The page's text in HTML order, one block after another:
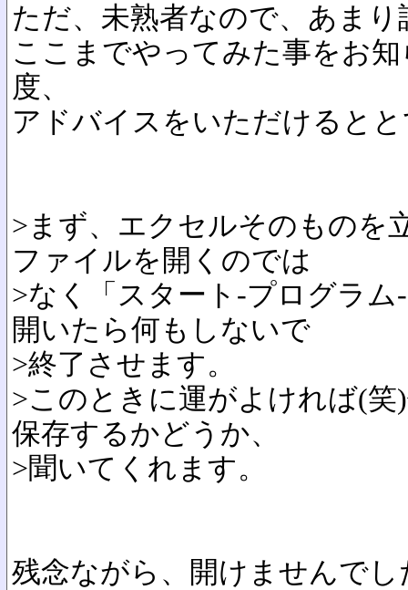
ただ、未熟者なので、あま
ここまでやってみた事をお
度、
アドバイスをいただけると
>まず、エクセルそのものを
ファイルを開くのでは
>なく「スタート-プログラ
開いたら何もしないで
>終了させます。
>このときに運がよければ(
保存するかどうか、
>聞いてくれます。
残念ながら、開けませんでし